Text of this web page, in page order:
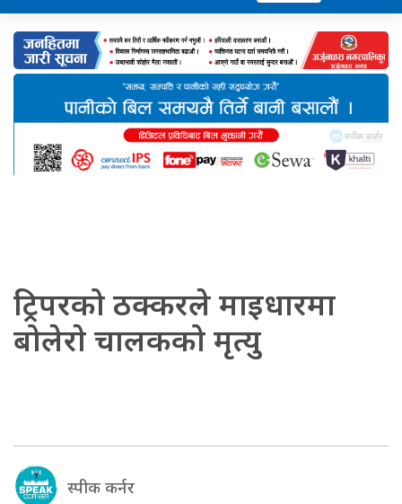
ट्रिपरको ठक्करले माइधारमा
बोलेराे चालकको मृत्यु
स्पीक कर्नर